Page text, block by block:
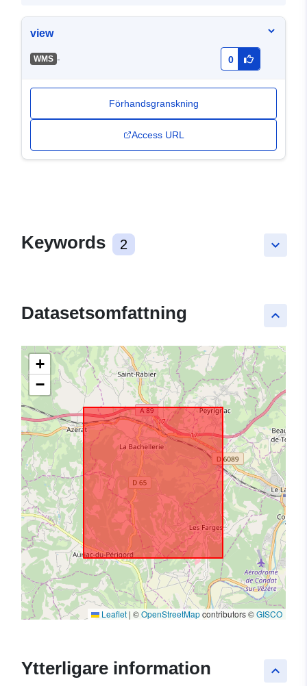
view
WMS - 0
Förhandsgranskning
Access URL
keyboard_arrow_down
Keywords 2
keyboard_arrow_up
Datasetsomfattning
+
−
Leaflet | ©OpenStreetMapcontributors ©GISCO
keyboard_arrow_up
Ytterligare information